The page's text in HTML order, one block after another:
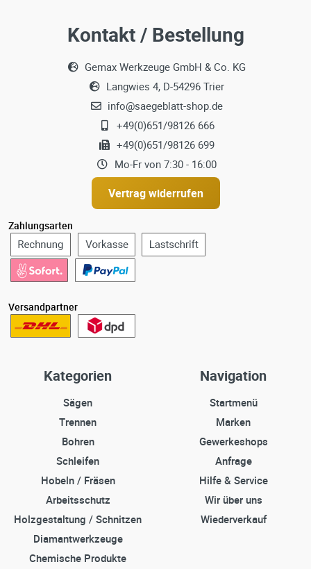
Kontakt / Bestellung
Gemax Werkzeuge GmbH & Co. KG
Langwies 4, D-54296 Trier
info@saegeblatt-shop.de
+49(0)651/98126 666
+49(0)651/98126 699
Mo-Fr von 7:30 - 16:00
Vertrag widerrufen
Zahlungsarten
Versandpartner
Kategorien
Sägen
Trennen
Bohren
Schleifen
Hobeln / Fräsen
Arbeitsschutz
Holzgestaltung / Schnitzen
Diamantwerkzeuge
Chemische Produkte
Navigation
Startmenü
Marken
Gewerkeshops
Anfrage
Hilfe & Service
Wir über uns
Wiederverkauf